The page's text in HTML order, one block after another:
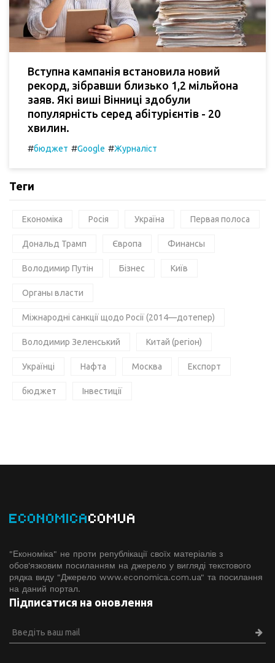
Вступна кампанія встановила новий
рекорд, зібравши близько 1,2 мільйона
заяв. Які виші Вінниці здобули
популярність серед абітурієнтів - 20
хвилин.
#бюджет #Google #Журналіст
Теги
Економіка Росія Україна Первая полоса
Дональд Трамп Європа Финансы
Володимир Путін Бізнес Київ
Органы власти
Міжнародні санкції щодо Росії (2014—дотепер)
Володимир Зеленський Китай (регіон)
Українці Нафта Москва Експорт
бюджет Інвестиції
ECONOMICACOMUA
"Економіка" не проти републікації своїх матеріалів з
обов'язковим посиланням на джерело у вигляді текстового
рядка виду "Джерело www.economiсa.com.ua" та посилання
на даний портал.
Підписатися на оновлення